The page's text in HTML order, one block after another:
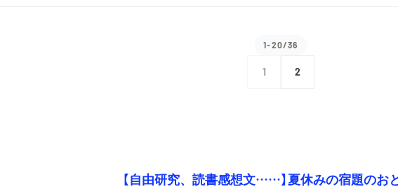
1-20/36
1 2
【自由研究、読書感想文……】夏休みの宿題のお